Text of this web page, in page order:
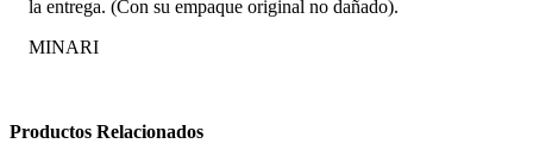
la entrega. (Con su empaque original no dañado).
MINARI
Productos Relacionados